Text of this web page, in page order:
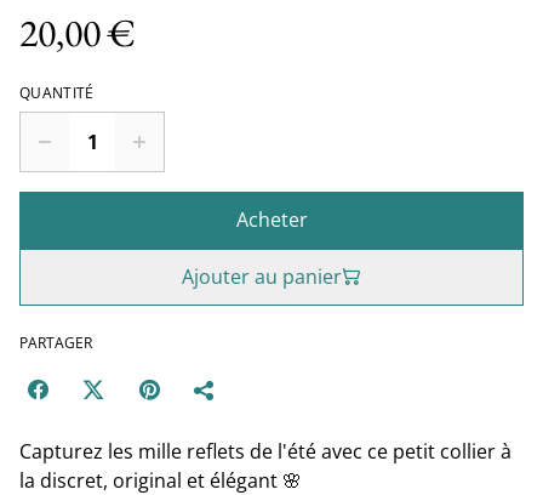
20,00 €
QUANTITÉ
Acheter
Ajouter au panier
PARTAGER
Capturez les mille reflets de l'été avec ce petit collier à
la discret, original et élégant 🌸